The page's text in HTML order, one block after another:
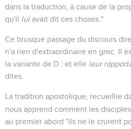
dans la traduction, à cause de la
qu'il luiavait dit ces choses."
Ce brusque passage du discours
n'a rien d'extraordinaire en grec. Il
la variante de D : et elle leur
dites.
La tradition apostolique, recueillie
nous apprend comment les
au premier abord "ils ne le crurent